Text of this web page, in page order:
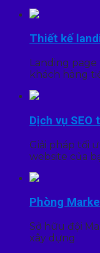
Thiết kế
Landing
khách hàng
Dịch vụ SEO
Giải pháp tối
website của
Phòng
Sở hữu đội
xây dựng